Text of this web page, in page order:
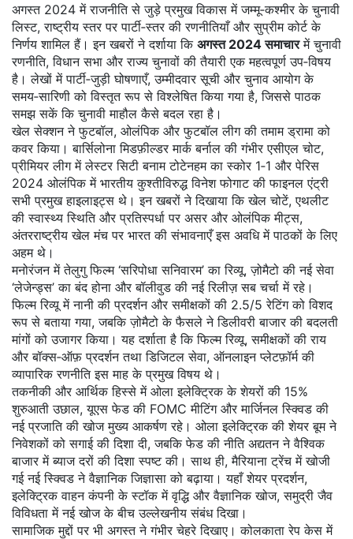
अगस्त 2024 में राजनीति से जुड़े प्रमुख विकास में जम्मू‑कश्मीर के चुनावी
लिस्ट, राष्ट्रीय स्तर पर पार्टी‑स्तर की रणनीतियाँ और सुप्रीम कोर्ट के
निर्णय शामिल हैं। इन खबरों ने दर्शाया कि अगस्त 2024 समाचारमेंचुनावी
रणनीति,विधान सभा और राज्य चुनावों की तैयारी एक महत्वपूर्ण उप‑विषय
है। लेखों में पार्टी‑जुड़ी घोषणाएँ, उम्मीदवार सूची और चुनाव आयोग के
समय‑सारिणी को विस्तृत रूप से विश्लेषित किया गया है, जिससे पाठक
समझ सकें कि चुनावी माहौल कैसे बदल रहा है।
खेल सेक्शन ने फुटबॉल, ओलंपिक और फुटबॉल लीग की तमाम ड्रामा को
कवर किया। बार्सिलोना मिडफ़ील्डर मार्क बर्नाल की गंभीर एसीएल चोट,
प्रीमियर लीग में लेस्टर सिटी बनाम टोटेनहम का स्कोर 1‑1 और पेरिस
2024 ओलंपिक में भारतीय कुश्तीविरुद्ध विनेश फोगाट की फाइनल एंट्री
सभी प्रमुख हाइलाइट्स थे। इन खबरों ने दिखाया किखेल चोटें,एथलीट
की स्वास्थ्य स्थिति और प्रतिस्पर्धा पर असर और ओलंपिक मीट्स,
अंतरराष्ट्रीय खेल मंच पर भारत की संभावनाएँइस अवधि में पाठकों के लिए
अहम थे।
मनोरंजन में तेलुगु फिल्म ‘सरिपोधा सनिवारम’ का रिव्यू, ज़ोमैटो की नई सेवा
‘लेजेन्ड्स’ का बंद होना और बॉलीवुड की नई रिलीज़ सब चर्चा में रहे।
फिल्म रिव्यू में नानी की प्रदर्शन और समीक्षकों की 2.5/5 रेटिंग को विशद
रूप से बताया गया, जबकि ज़ोमैटो के फैसले ने डिलीवरी बाजार की बदलती
मांगों को उजागर किया। यह दर्शाता है किफिल्म रिव्यू,समीक्षकों की राय
और बॉक्स‑ऑफ़ प्रदर्शनतथाडिजिटल सेवा, ऑनलाइन प्लेटफ़ॉर्म की
व्यापारिक रणनीतिइस माह के प्रमुख विषय थे।
तकनीकी और आर्थिक हिस्से में ओला इलेक्ट्रिक के शेयरों की 15%
शुरुआती उछाल, यूएस फेड की FOMC मीटिंग और मार्जिनल स्क्विड की
नई प्रजाति की खोज मुख्य आकर्षण रहे। ओला इलेक्ट्रिक की शेयर बूम ने
निवेशकों को सगाई की दिशा दी, जबकि फेड की नीति अद्यतन ने वैश्विक
बाजार में ब्याज दरों की दिशा स्पष्ट की। साथ ही, मैरियाना ट्रेंच में खोजी
गई नई स्क्विड ने वैज्ञानिक जिज्ञासा को बढ़ाया। यहाँशेयर प्रदर्शन,
इलेक्ट्रिक वाहन कंपनी के स्टॉक में वृद्धिऔरवैज्ञानिक खोज,समुद्री जैव
विविधता में नई खोजके बीच उल्लेखनीय संबंध दिखा।
सामाजिक मुद्दों पर भी अगस्त ने गंभीर चेहरे दिखाए। कोलकाता रेप केस में